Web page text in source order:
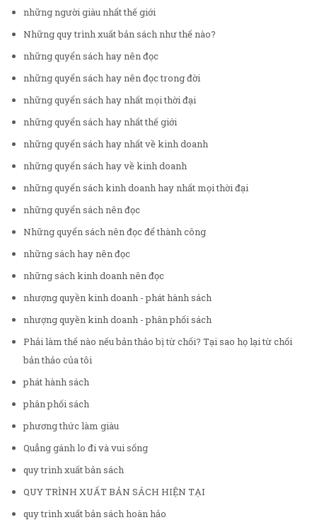
những người giàu nhất thế giới
Những quy trình xuất bản sách như thế nào?
những quyển sách hay nên đọc
những quyển sách hay nên đọc trong đời
những quyển sách hay nhất mọi thời đại
những quyển sách hay nhất thế giới
những quyển sách hay nhất về kinh doanh
những quyển sách hay về kinh doanh
những quyển sách kinh doanh hay nhất mọi thời đại
những quyển sách nên đọc
Những quyển sách nên đọc để thành công
những sách hay nên đọc
những sách kinh doanh nên đọc
nhượng quyền kinh doanh - phát hành sách
nhượng quyền kinh doanh - phân phối sách
Phải làm thế nào nếu bản thảo bị từ chối? Tại sao họ lại từ chối
bản thảo của tôi
phát hành sách
phân phối sách
phương thức làm giàu
Quẳng gánh lo đi và vui sống
quy trình xuất bản sách
QUY TRÌNH XUẤT BẢN SÁCH HIỆN TẠI
quy trình xuất bản sách hoàn hảo